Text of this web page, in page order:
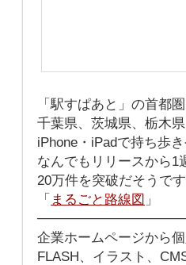
「駅すぱあと」の首都
千葉県、茨城県、栃木
iPhone・iPadで持ち歩
なんでもリリースから1
20万件を突破だそうで
「 まるごと路線図 」
企業ホームページから
FLASH、イラスト、